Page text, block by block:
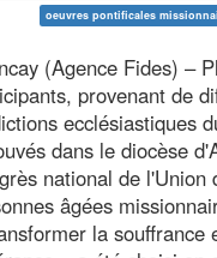
oeuvres pontificales
(Agence Fides) –
provenant de
ecclésiastiques
dans le diocèse
national de l'Union
âgées
la souffrance